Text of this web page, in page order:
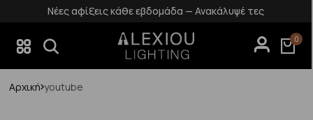
Νέες αφίξεις κάθε εβδομάδα — Ανακάλυψέ τες
0
Αρχική youtube